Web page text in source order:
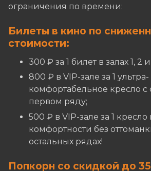
ограничения по времени:
Билеты в кино по
стоимости:
300 ₽ за 1 билет в залах 1, 2
800 ₽ в VIP-зале за 1 ультра-
комфортабельное кресло с
первом ряду;
500 ₽ в VIP-зале за 1
комфортности без
остальных рядах!
Попкорн со скидкой до